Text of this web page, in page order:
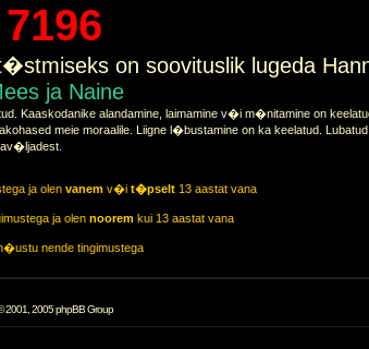
7196
on soovituslik lugeda
ja Naine
Kaaskodanike alandamine, laimamine v�i m�nitamine on
meie moraalile. Liigne l�bustamine on ka keelatud.
ja olen vanem v�i t�pselt 13 aastat vana
ja olen nooremkui 13 aastat vana
nende tingimustega
2001, 2005 phpBB Group